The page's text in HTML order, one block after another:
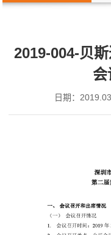
2019-004-贝
会
日期：